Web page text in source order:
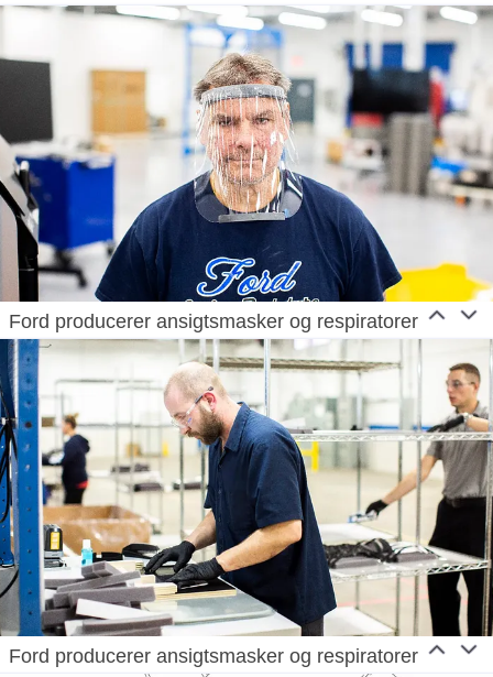
Ford producerer ansigtsmasker og respiratorer
Ford producerer ansigtsmasker og respiratorer